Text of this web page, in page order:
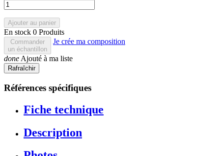
Ajouter au panier
En stock 0 Produits
Commander
un échantillon
Je crée ma composition
done Ajouté à ma liste
Références spécifiques
Fiche technique
Description